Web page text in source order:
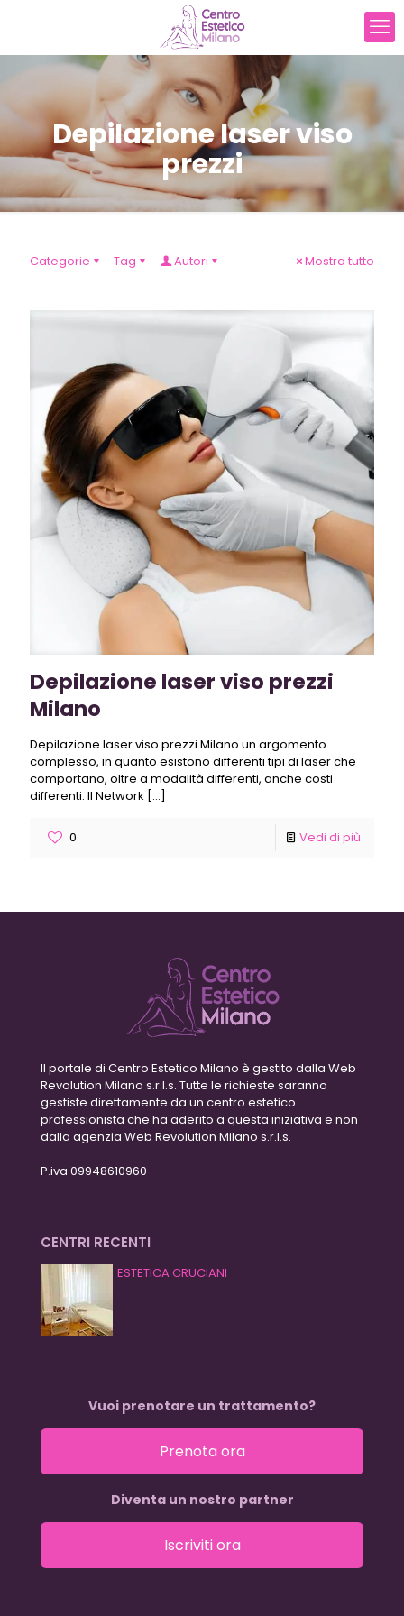
Depilazione laser viso
prezzi
Categorie Tag Autori Mostra tutto
Depilazione laser viso prezzi
Milano
Depilazione laser viso prezzi Milano un argomento
complesso, in quanto esistono differenti tipi di laser che
comportano, oltre a modalità differenti, anche costi
differenti. Il Network […]
0 Vedi di più
Il portale di Centro Estetico Milano è gestito dalla Web
Revolution Milano s.r.l.s. Tutte le richieste saranno
gestiste direttamente da un centro estetico
professionista che ha aderito a questa iniziativa e non
dalla agenzia Web Revolution Milano s.r.l.s.
P.iva 09948610960
CENTRI RECENTI
ESTETICA CRUCIANI
Vuoi prenotare un trattamento?
Prenota ora
Diventa un nostro partner
Iscriviti ora